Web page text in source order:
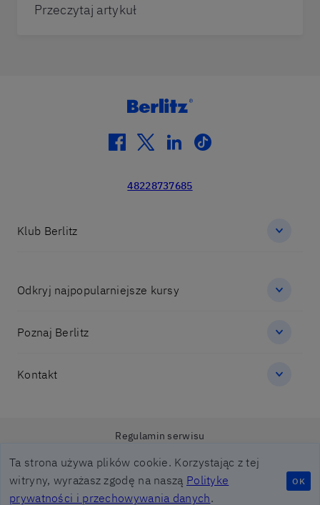
Ta strona używa plików cookie. Korzystając z tej
witryny, wyrażasz zgodę na naszą Polityke
prywatności i przechowywania danych.
OK
Przeczytaj artykuł
facebook
twitterlinkedin
tiktok
48228737685
Klub Berlitz
Odkryj najpopularniejsze kursy
Poznaj Berlitz
Kontakt
© 2026 Berlitz Corporation
Regulamin serwisu
Obowiazek informacyjny Berlitz